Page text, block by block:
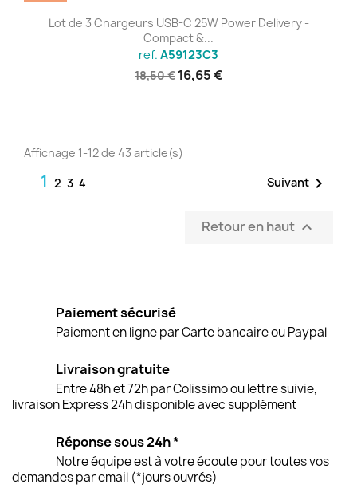
Lot de 3 Chargeurs USB-C 25W Power Delivery -
Compact &...
ref. A59123C3
18,50 € 16,65 €
Affichage 1-12 de 43 article(s)
1 2 3 4 Suivant 
Retour en haut 
Paiement sécurisé
Paiement en ligne par Carte bancaire ou Paypal
Livraison gratuite
Entre 48h et 72h par Colissimo ou lettre suivie,
livraison Express 24h disponible avec supplément
Réponse sous 24h *
Notre équipe est à votre écoute pour toutes vos
demandes par email (*jours ouvrés)